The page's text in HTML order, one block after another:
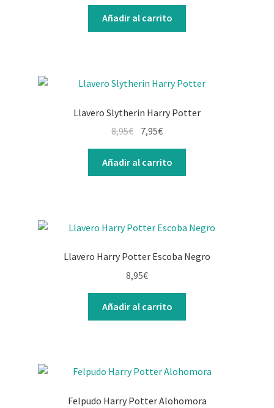
original
era:
actual
es:
Añadir al carrito
Llavero Slytherin Harry Potter
8,95€ El
precio
original
era:
7,95€El
precio
actual
es:
Añadir al carrito
Llavero Harry Potter Escoba Negro
8,95€
Añadir al carrito
Felpudo Harry Potter Alohomora